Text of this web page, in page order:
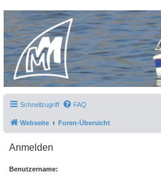
Micro Magic Forum
Schnellzugriff FAQ
Webseite Foren-Übersicht
Anmelden
Benutzername: